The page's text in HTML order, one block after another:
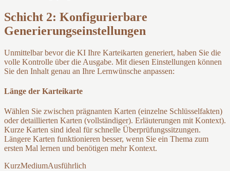
Schicht 2: Konfigurierbare
Generierungseinstellungen
Unmittelbar bevor die KI Ihre Karteikarten generiert, haben Sie die
volle Kontrolle über die Ausgabe. Mit diesen Einstellungen können
Sie den Inhalt genau an Ihre Lernwünsche anpassen:
Länge der Karteikarte
Wählen Sie zwischen prägnanten Karten (einzelne Schlüsselfakten)
oder detaillierten Karten (vollständiger). Erläuterungen mit Kontext).
Kurze Karten sind ideal für schnelle Überprüfungssitzungen.
Längere Karten funktionieren besser, wenn Sie ein Thema zum
ersten Mal lernen und benötigen mehr Kontext.
KurzMediumAusführlich